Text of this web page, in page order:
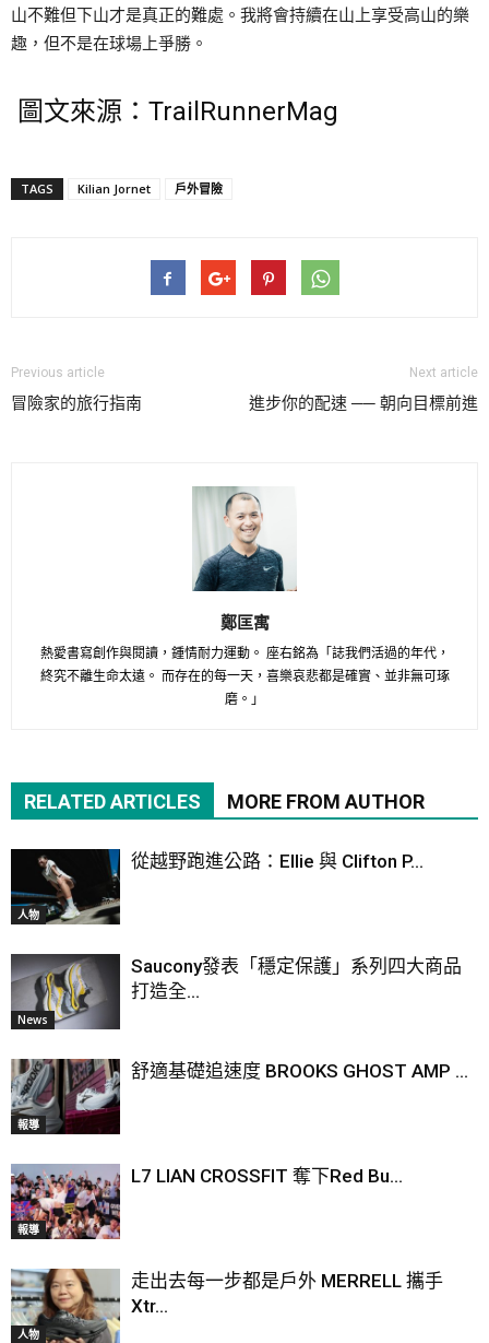
山不難但下山才是真正的難處。我將會持續在山上享受高山的樂
趣，但不是在球場上爭勝。
圖文來源：TrailRunnerMag
TAGS Kilian Jornet 戶外冒險
Previous article
冒險家的旅行指南
Next article
進步你的配速 ── 朝向目標前進
鄭匡寓
熱愛書寫創作與閱讀，鍾情耐力運動。 座右銘為「誌我們活過的年代，
終究不離生命太遠。 而存在的每一天，喜樂哀悲都是確實、並非無可琢
磨。」
RELATED ARTICLES MORE FROM AUTHOR
人物
從越野跑進公路：Ellie 與 Clifton P...
News
Saucony發表「穩定保護」系列四大商品
打造全...
報導
舒適基礎追速度 BROOKS GHOST AMP ...
報導
L7 LIAN CROSSFIT 奪下Red Bu...
人物
走出去每一步都是戶外 MERRELL 攜手
Xtr...